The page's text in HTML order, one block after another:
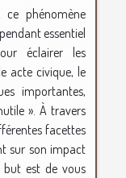
ce phénomène
essentiel
éclairer les
acte civique, le
importantes,
». À travers
facettes
sur son impact
but est de vous